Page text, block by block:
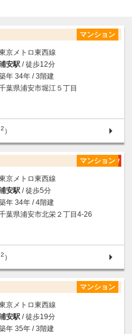
マンション
京メトロ東西線
安駅 / 徒歩12分
年 34年 / 3階建
葉県浦安市堀江５丁目
2 ）
マンション
京メトロ東西線
安駅 / 徒歩5分
年 34年 / 4階建
葉県浦安市北栄２丁目4-26
2 ）
マンション
京メトロ東西線
安駅 / 徒歩19分
年 35年 / 3階建